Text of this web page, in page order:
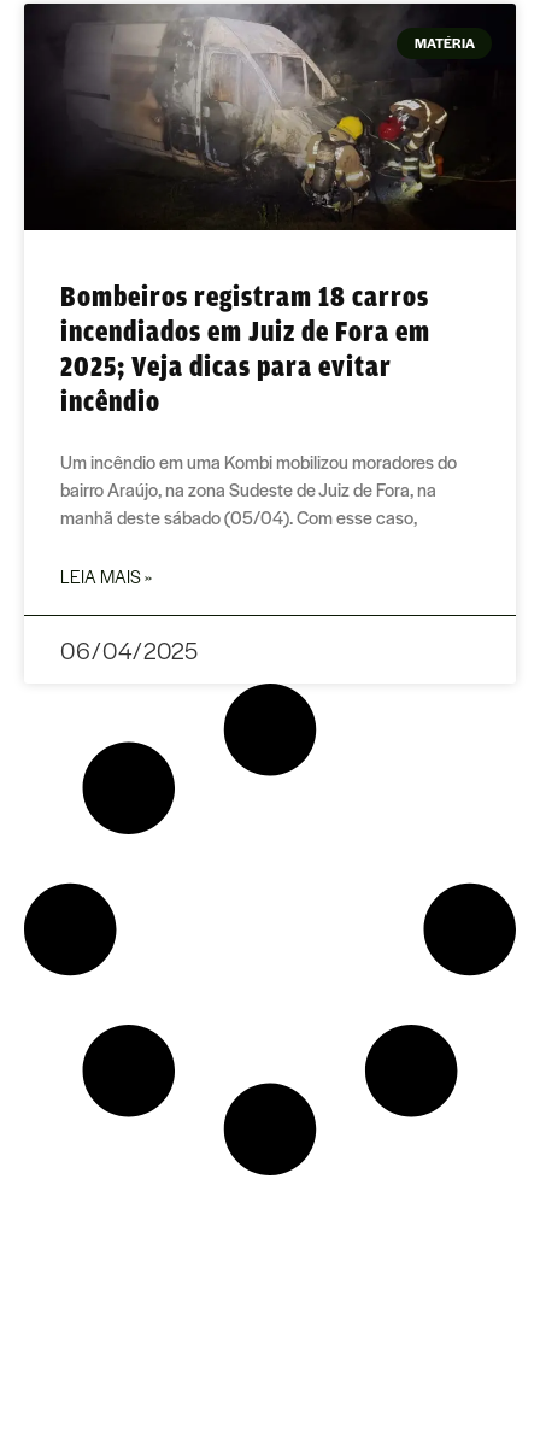
MATÉRIA
Bombeiros registram 18 carros
incendiados em Juiz de Fora em
2025; Veja dicas para evitar
incêndio
Um incêndio em uma Kombi mobilizou moradores do
bairro Araújo, na zona Sudeste de Juiz de Fora, na
manhã deste sábado (05/04). Com esse caso,
LEIA MAIS »
06/04/2025